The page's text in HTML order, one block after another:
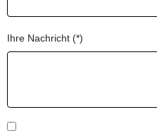
Ihre Nachricht (*)